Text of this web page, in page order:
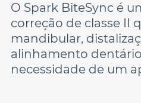
O Spark BiteSync é
correção de classe II
mandibular,
alinhamento
necessidade de um